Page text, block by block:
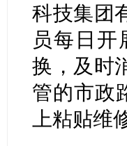
科技集团
员每日开
换，及时
管的市政
上粘贴